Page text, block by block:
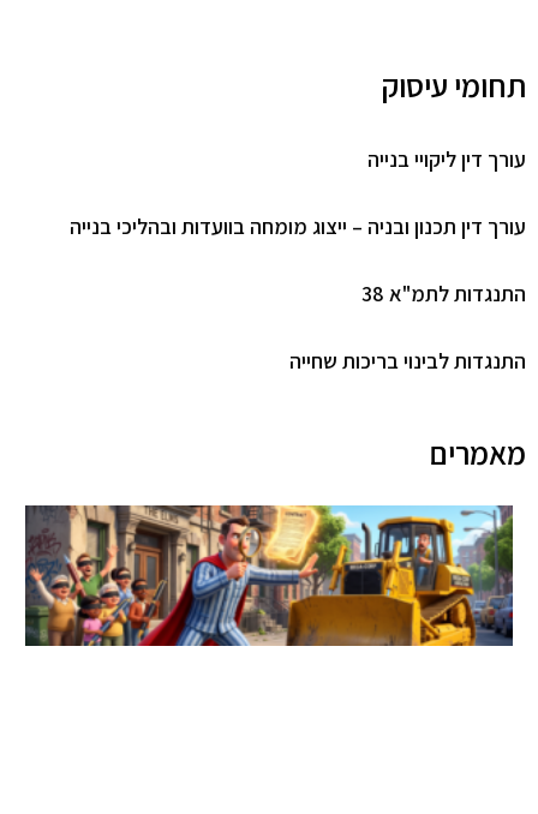
תחומי עיסוק
עורך דין ליקויי בנייה
עורך דין תכנון ובניה – ייצוג מומחה בוועדות ובהליכי בנייה
התנגדות לתמ"א 38
התנגדות לבינוי בריכות שחייה
מאמרים